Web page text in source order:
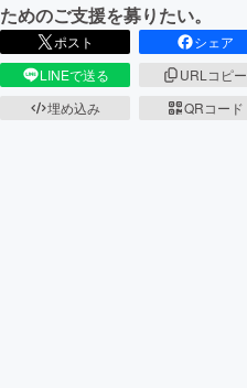
ためのご支援を募りたい。
ポスト
シェア
LINEで送る
URLコピー
埋め込み
QRコード